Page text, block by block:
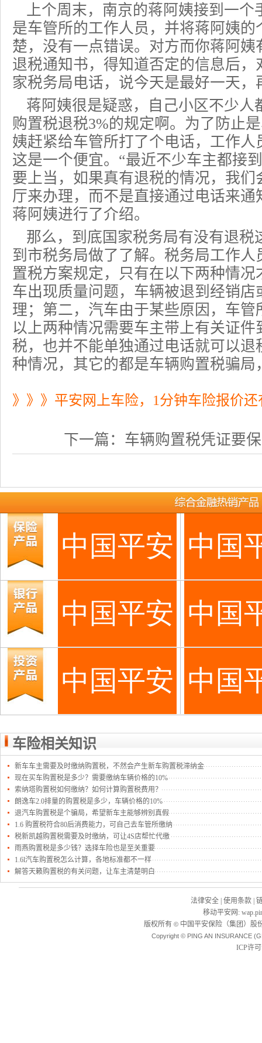
上个周末，南京的蒋阿姨接到一个
是车管所的工作人员，并将蒋阿姨
楚，没有一点错误。对方而你蒋阿
退税通知书，得知道否定的信息后
家税务局电话，说今天是最好一天
蒋阿姨很是疑惑，自己小区不少人
购置税退税3%的规定啊。为了防止
姨赶紧给车管所打了个电话，工作
这是一个便宜。“最近不少车主都接
要上当，如果真有退税的情况，我
厅来办理，而不是直接通过电话来通
蒋阿姨进行了介绍。
那么，到底国家税务局有没有退税
到市税务局做了了解。税务局工作人
置税方案规定，只有在以下两种情
车出现质量问题，车辆被退到经销
理；第二，汽车由于某些原因，车
以上两种情况需要车主带上有关证
税，也并不能单独通过电话就可以
种情况，其它的都是车辆购置税骗局
》》》平安网上车险，1分钟车险报价
下一篇： 车辆购置税凭证要
车险相关知识
新车车主需要及时缴纳购置税，不然会产生新车购置税滞纳金
现在买车购置税是多少？需要缴纳车辆价格的10%
索纳塔购置税如何缴纳？如何计算购置税费用？
朗逸车2.0排量的购置税是多少，车辆价格的10%
退汽车购置税是个骗局，希望新车主能够辨别真假
1.6 购置税符合80后消费能力，可自己去车管所缴纳
税新凯越购置税需要及时缴纳，可让4S店帮忙代缴
雨燕购置税是多少钱？选择车险也是至关重要
1.6l汽车购置税怎么计算，各地标准都不一样
解答天籁购置税的有关问题，让车主清楚明白
法律安全 使用条款
移动平安网 :
版权所有 ©中国平安保险（集团）股
Copyright © PING AN INSURANCE
ICP许